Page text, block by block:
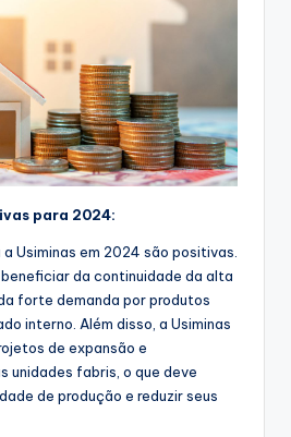
para 2024:
Usiminas em 2024 são positivas.
da continuidade da alta
forte demanda por produtos
interno. Além disso, a Usiminas
de expansão e
unidades fabris, o que deve
de produção e reduzir seus